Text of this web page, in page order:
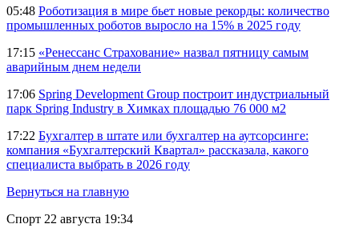
05:48 Роботизация в мире бьет новые рекорды: количество
промышленных роботов выросло на 15% в 2025 году
17:15 «Ренессанс Страхование» назвал пятницу самым
аварийным днем недели
17:06 Spring Development Group построит индустриальный
парк Spring Industry в Химках площадью 76 000 м2
17:22 Бухгалтер в штате или бухгалтер на аутсорсинге:
компания «Бухгалтерский Квартал» рассказала, какого
специалиста выбрать в 2026 году
Вернуться на главную
Спорт 22 августа 19:34